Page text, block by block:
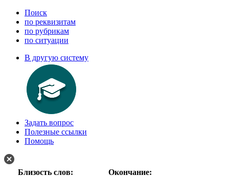
Поиск
по реквизитам
по рубрикам
по ситуации
В другую систему
Задать вопрос
Полезные ссылки
Помощь
Близость слов:
Окончание: